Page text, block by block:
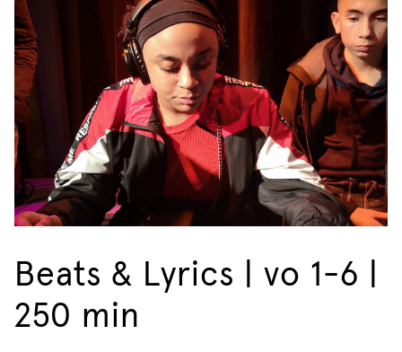
Beats & Lyrics | vo 1-6 |
250 min